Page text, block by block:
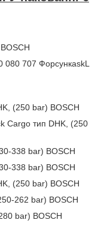
080 707 ФорсункаskL
(250 bar) BOSCH
Cargo тип DHK, (250
338 bar) BOSCH
338 bar) BOSCH
(250 bar) BOSCH
262 bar) BOSCH
bar) BOSCH